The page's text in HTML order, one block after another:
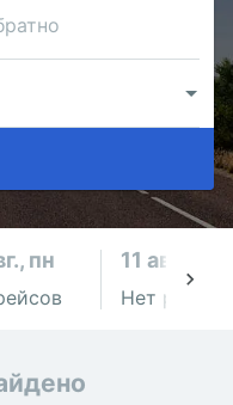
пн 11 авг., вт
Нет рейсов